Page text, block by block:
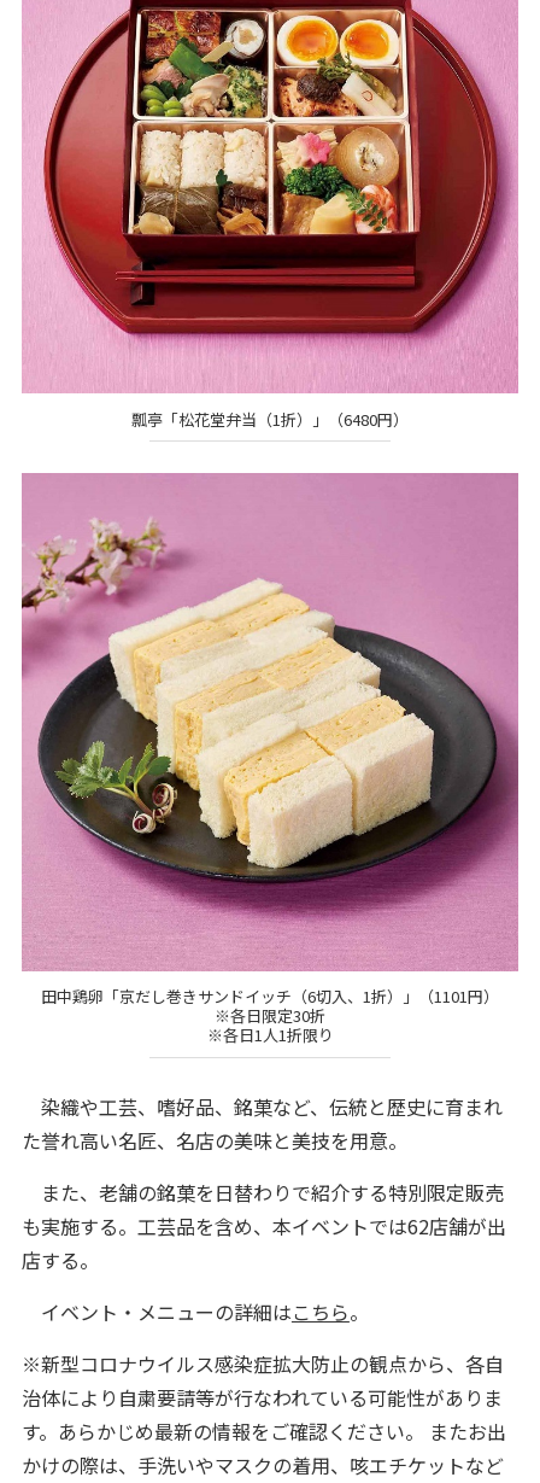
瓢亭「松花堂弁当（1折）」（6480円）
田中鶏卵「京だし巻きサンドイッチ（6切入、1折）」（1101円）
※各日限定30折
※各日1人1折限り
染織や工芸、嗜好品、銘菓など、伝統と歴史に育まれ
た誉れ高い名匠、名店の美味と美技を用意。
また、老舗の銘菓を日替わりで紹介する特別限定販売
も実施する。工芸品を含め、本イベントでは62店舗が出
店する。
イベント・メニューの詳細はこちら。
※新型コロナウイルス感染症拡大防止の観点から、各自
治体により自粛要請等が行なわれている可能性がありま
す。あらかじめ最新の情報をご確認ください。 またお出
かけの際は、手洗いやマスクの着用、咳エチケットなど